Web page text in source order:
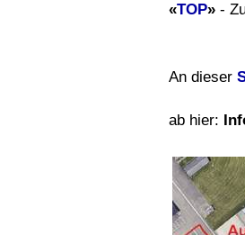
«TOP» -
An dieser
ab hier: